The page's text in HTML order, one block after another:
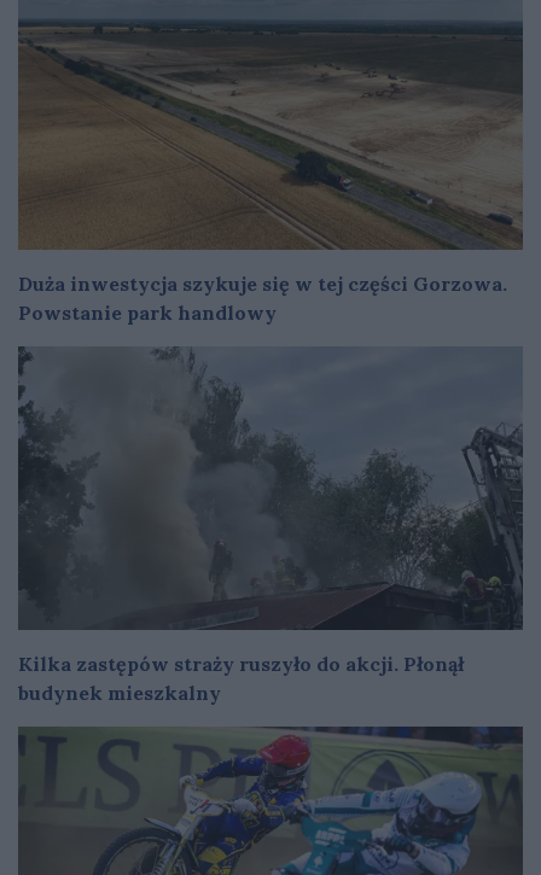
Duża inwestycja szykuje się w tej części Gorzowa.
Powstanie park handlowy
Kilka zastępów straży ruszyło do akcji. Płonął
budynek mieszkalny